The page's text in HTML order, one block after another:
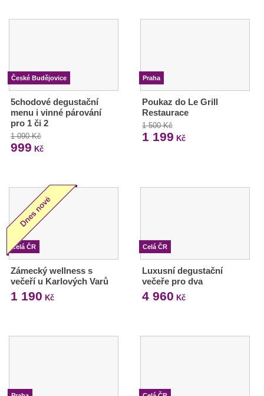
České Budějovice
5chodové degustační
menu i vinné párování
pro 1 či 2
1 090 Kč
999 Kč
Praha
Poukaz do Le Grill
Restaurace
1 500 Kč
1 199 Kč
Celá ČR
Zámecký wellness s
večeří u Karlových Varů
1 190 Kč
Celá ČR
Luxusní degustační
večeře pro dva
4 960 Kč